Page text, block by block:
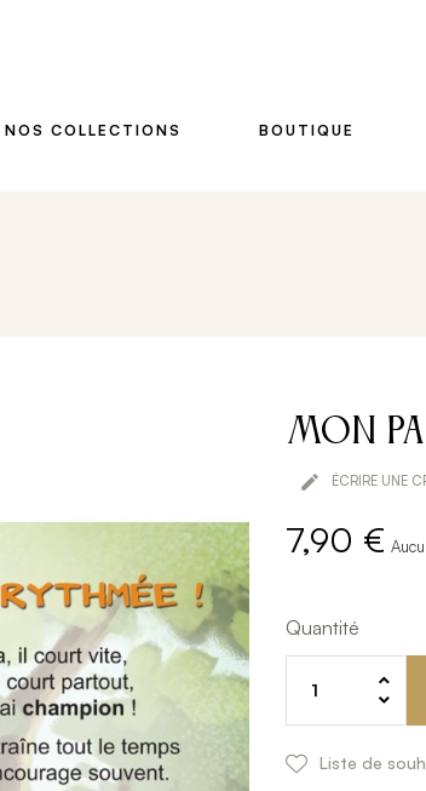
NOS COLLECTIONS BOUTIQUE
Mon
 ÉCRIRE UNE
7,90 €
Quantité
Liste de